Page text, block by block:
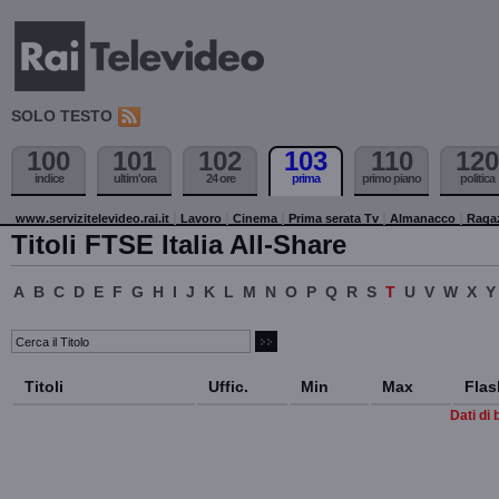
SOLO TESTO
100
indice
101
ultim'ora
102
24 ore
103
prima
110
primo piano
120
politica
www.servizitelevideo.rai.it Lavoro Cinema Prima serata Tv Almanacco
Titoli FTSE Italia All-Share
A B C D E F G H I J K L M N O P Q R S T U V W X Y
Titoli Uffic. Min Max
Dati di